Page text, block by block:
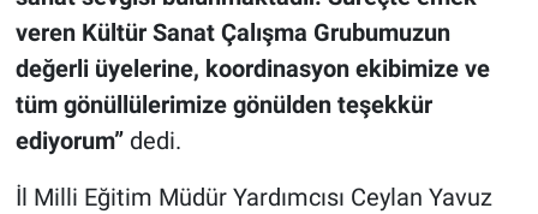
veren Kültür Sanat Çalışma Grubumuzun
değerli üyelerine, koordinasyon ekibimize ve
tüm gönüllülerimize gönülden teşekkür
ediyorum”dedi.
İl Milli Eğitim Müdür Yardımcısı Ceylan Yavuz